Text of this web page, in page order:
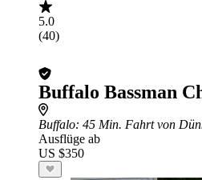
5.0
(40)
Buffalo Bassman
Buffalo: 45 Min. Fahrt von
Ausflüge ab
US $350